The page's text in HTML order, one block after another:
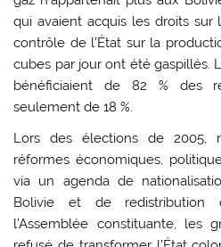
qui avaient acquis les droits sur
contrôle de l’État sur la
cubes par jour ont été gaspillés.
bénéficiaient de 82 % des
seulement de 18 %.
Lors des élections de 2005,
réformes économiques,
via un agenda de
Bolivie et de redistribution
l’Assemblée constituante, les